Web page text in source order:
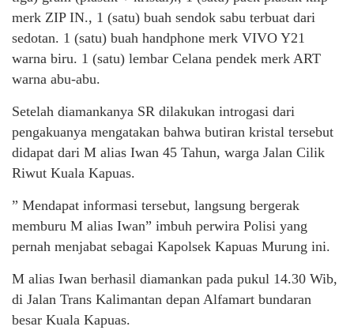
merk ZIP IN., 1 (satu) buah sendok sabu terbuat dari
sedotan. 1 (satu) buah handphone merk VIVO Y21
warna biru. 1 (satu) lembar Celana pendek merk ART
warna abu-abu.
Setelah diamankanya SR dilakukan introgasi dari
pengakuanya mengatakan bahwa butiran kristal tersebut
didapat dari M alias Iwan 45 Tahun, warga Jalan Cilik
Riwut Kuala Kapuas.
” Mendapat informasi tersebut, langsung bergerak
memburu M alias Iwan” imbuh perwira Polisi yang
pernah menjabat sebagai Kapolsek Kapuas Murung ini.
M alias Iwan berhasil diamankan pada pukul 14.30 Wib,
di Jalan Trans Kalimantan depan Alfamart bundaran
besar Kuala Kapuas.